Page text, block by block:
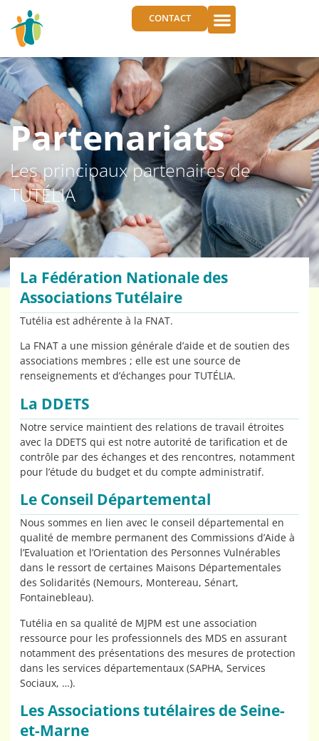
CONTACT
Partenariats
Les principaux partenaires de
TUTÉLIA
La Fédération Nationale des
Associations Tutélaire
Tutélia est adhérente à la FNAT.
La FNAT a une mission générale d’aide et de soutien des
associations membres ; elle est une source de
renseignements et d’échanges pour TUTÉLIA.
La DDETS
Notre service maintient des relations de travail étroites
avec la DDETS qui est notre autorité de tarification et de
contrôle par des échanges et des rencontres, notamment
pour l’étude du budget et du compte administratif.
Le Conseil Départemental
Nous sommes en lien avec le conseil départemental en
qualité de membre permanent des Commissions d’Aide à
l’Evaluation et l’Orientation des Personnes Vulnérables
dans le ressort de certaines Maisons Départementales
des Solidarités (Nemours, Montereau, Sénart,
Fontainebleau).
Tutélia en sa qualité de MJPM est une association
ressource pour les professionnels des MDS en assurant
notamment des présentations des mesures de protection
dans les services départementaux (SAPHA, Services
Sociaux, …).
Les Associations tutélaires de Seine-
et-Marne